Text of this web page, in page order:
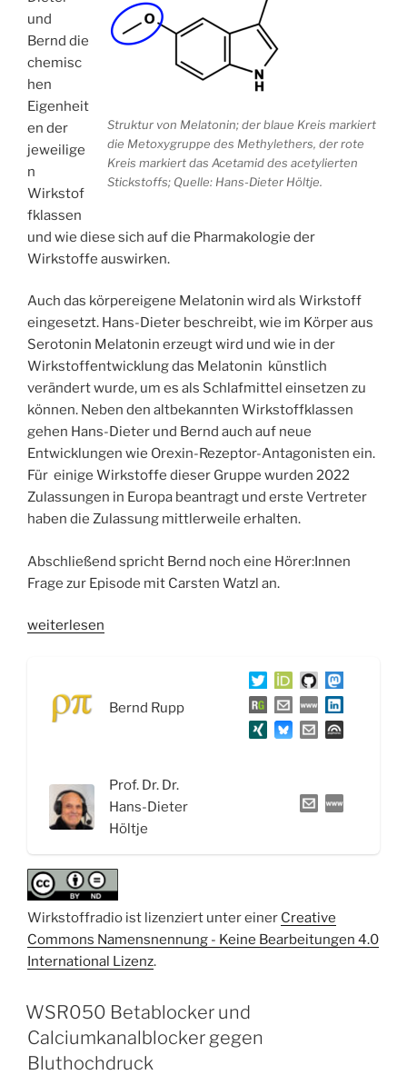
Struktur von Melatonin; der blaue Kreis markiert
die Metoxygruppe des Methylethers, der rote
Kreis markiert das Acetamid des acetylierten
Stickstoffs; Quelle: Hans-Dieter Höltje.
und
Bernd die
chemisc
hen
Eigenheit
en der
jeweilige
n
Wirkstof
fklassen
und wie diese sich auf die Pharmakologie der
Wirkstoffe auswirken.
Auch das körpereigene Melatonin wird als Wirkstoff
eingesetzt. Hans-Dieter beschreibt, wie im Körper aus
Serotonin Melatonin erzeugt wird und wie in der
Wirkstoffentwicklung das Melatonin künstlich
verändert wurde, um es als Schlafmittel einsetzen zu
können. Neben den altbekannten Wirkstoffklassen
gehen Hans-Dieter und Bernd auch auf neue
Entwicklungen wie Orexin-Rezeptor-Antagonisten ein.
Für einige Wirkstoffe dieser Gruppe wurden 2022
Zulassungen in Europa beantragt und erste Vertreter
haben die Zulassung mittlerweile erhalten.
Abschließend spricht Bernd noch eine Hörer:Innen
Frage zur Episode mit Carsten Watzl an.
„WSR063
Benzodiazepine,
Rezeptor-
Antagonisten“
weiterlesen
Bernd Rupp
Prof. Dr. Dr.
Hans-Dieter
Höltje
Wirkstoffradio ist lizenziert unter einer Creative
Commons Namensnennung - Keine Bearbeitungen 4.0
International Lizenz.
WSR050 Betablocker und
Calciumkanalblocker gegen
Bluthochdruck